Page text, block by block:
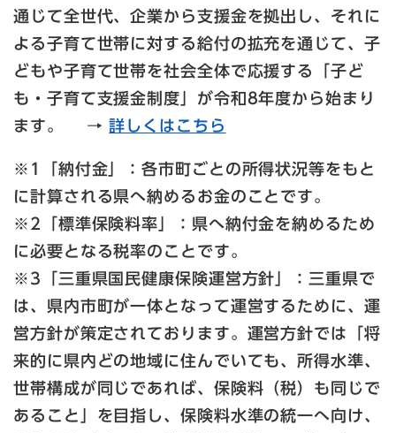
通じて全世代、企業から支援金を拠出し、それに
よる子育て世帯に対する給付の拡充を通じて、子
どもや子育て世帯を社会全体で応援する「子ど
も・子育て支援金制度」が令和8年度から始まり
ます。 →詳しくはこちら
※1「納付金」：各市町ごとの所得状況等をもと
に計算される県へ納めるお金のことです。
※2「標準保険料率」：県へ納付金を納めるため
に必要となる税率のことです。
※3「三重県国民健康保険運営方針」：三重県で
は、県内市町が一体となって運営するために、運
営方針が策定されております。運営方針では「将
来的に県内どの地域に住んでいても、所得水準、
世帯構成が同じであれば、保険料（税）も同じで
あること」を目指し、保険料水準の統一へ向け、